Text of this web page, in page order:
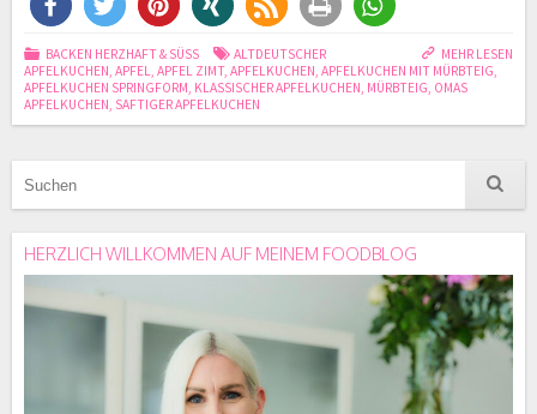
MEHR LESEN
BACKEN HERZHAFT & SÜSS
ALTDEUTSCHER
APFELKUCHEN, APFEL, APFEL ZIMT, APFELKUCHEN, APFELKUCHEN MIT MÜRBTEIG,
APFELKUCHEN SPRINGFORM, KLASSISCHER APFELKUCHEN, MÜRBTEIG, OMAS
APFELKUCHEN, SAFTIGER APFELKUCHEN
HERZLICH WILLKOMMEN AUF MEINEM FOODBLOG